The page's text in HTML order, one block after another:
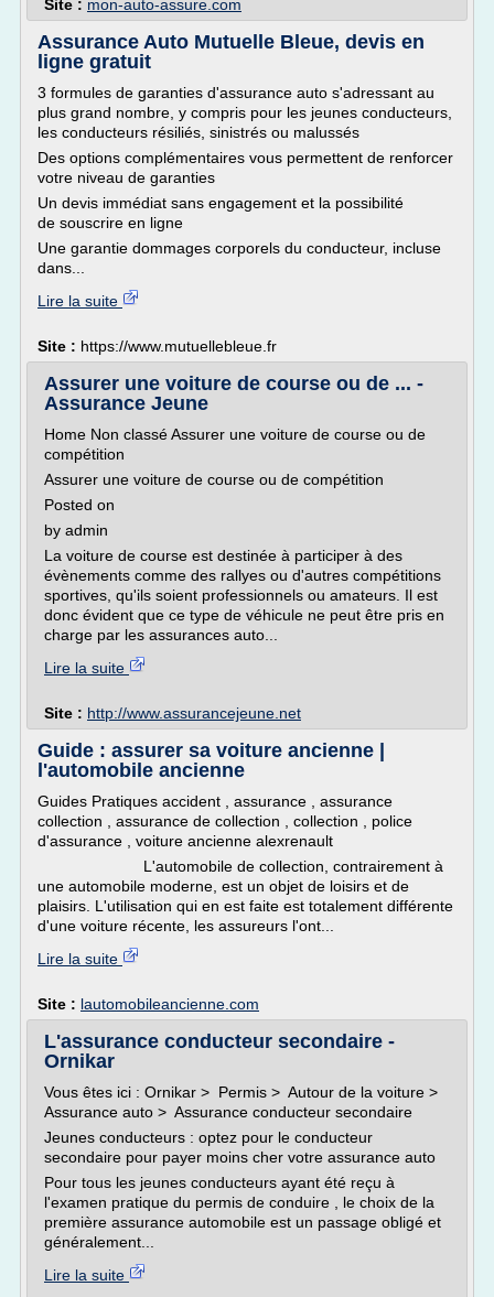
Site : mon-auto-assure.com
Assurance Auto Mutuelle Bleue, devis en
ligne gratuit
3 formules de garanties d'assurance auto s'adressant au
plus grand nombre, y compris pour les jeunes conducteurs,
les conducteurs résiliés, sinistrés ou malussés
Des options complémentaires vous permettent de renforcer
votre niveau de garanties
Un devis immédiat sans engagement et la possibilité
de souscrire en ligne
Une garantie dommages corporels du conducteur, incluse
dans...
Lire la suite
Site : https://www.mutuellebleue.fr
Assurer une voiture de course ou de ... -
Assurance Jeune
Home Non classé Assurer une voiture de course ou de
compétition
Assurer une voiture de course ou de compétition
Posted on
by admin
La voiture de course est destinée à participer à des
évènements comme des rallyes ou d'autres compétitions
sportives, qu'ils soient professionnels ou amateurs. Il est
donc évident que ce type de véhicule ne peut être pris en
charge par les assurances auto...
Lire la suite
Site : http://www.assurancejeune.net
Guide : assurer sa voiture ancienne |
l'automobile ancienne
Guides Pratiques accident , assurance , assurance
collection , assurance de collection , collection , police
d'assurance , voiture ancienne alexrenault
L'automobile de collection, contrairement à
une automobile moderne, est un objet de loisirs et de
plaisirs. L'utilisation qui en est faite est totalement différente
d'une voiture récente, les assureurs l'ont...
Lire la suite
Site : lautomobileancienne.com
L'assurance conducteur secondaire -
Ornikar
Vous êtes ici : Ornikar > Permis > Autour de la voiture >
Assurance auto > Assurance conducteur secondaire
Jeunes conducteurs : optez pour le conducteur
secondaire pour payer moins cher votre assurance auto
Pour tous les jeunes conducteurs ayant été reçu à
l'examen pratique du permis de conduire , le choix de la
première assurance automobile est un passage obligé et
généralement...
Lire la suite